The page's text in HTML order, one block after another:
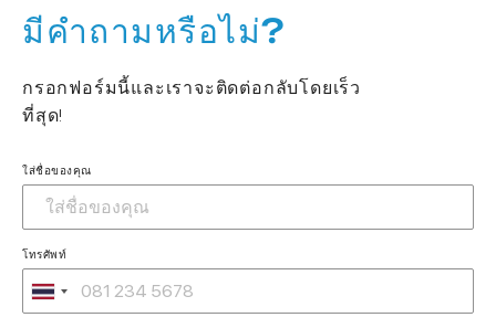
มีคำถามหรือไม่?
กรอกฟอร์มนี้และเราจะติดต่อกลับโดยเร็ว
ที่สุด!
ใส่ชื่อของคุณ
โทรศัพท์